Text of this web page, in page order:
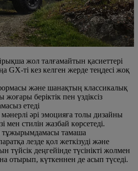
жол талғамайтын қасиеттері
GX-ті кез келген жерде теңдесі жоқ
және шанақтың классикалық
беріктік пен үздіксіз
етеді
мәнерлі әрі эмоцияға толы дизайны
мен стилін жазбай көрсетеді.
тұжырымдамасы тамаша
лезде қол жеткізуді және
түйсік деңгейінде түсінікті жолмен
отырып, күткеннен де асып түседі.